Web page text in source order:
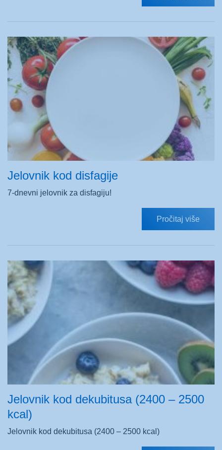
Jelovnik kod disfagije
7-dnevni jelovnik za disfagiju!
Pročitaj više
Jelovnik kod dekubitusa (2400 – 2500
kcal)
Jelovnik kod dekubitusa (2400 – 2500 kcal)